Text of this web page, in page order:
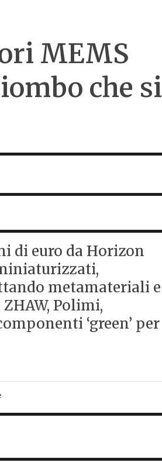
MEMS
che si
di euro da Horizon
metamateriali e
Polimi,
‘green’ per